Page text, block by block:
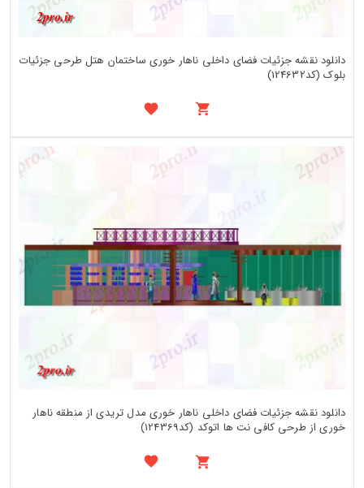
دانلود نقشه جزئیات فضای داخلی ناهار خوری ساختمان هتل طرحی جزئیات
بلوک (کد124632)
دانلود نقشه جزئیات فضای داخلی ناهار خوری مدل تریدی از منطقه ناهار
خوری از طرحی کافی نت ها اتوکد (کد124369)